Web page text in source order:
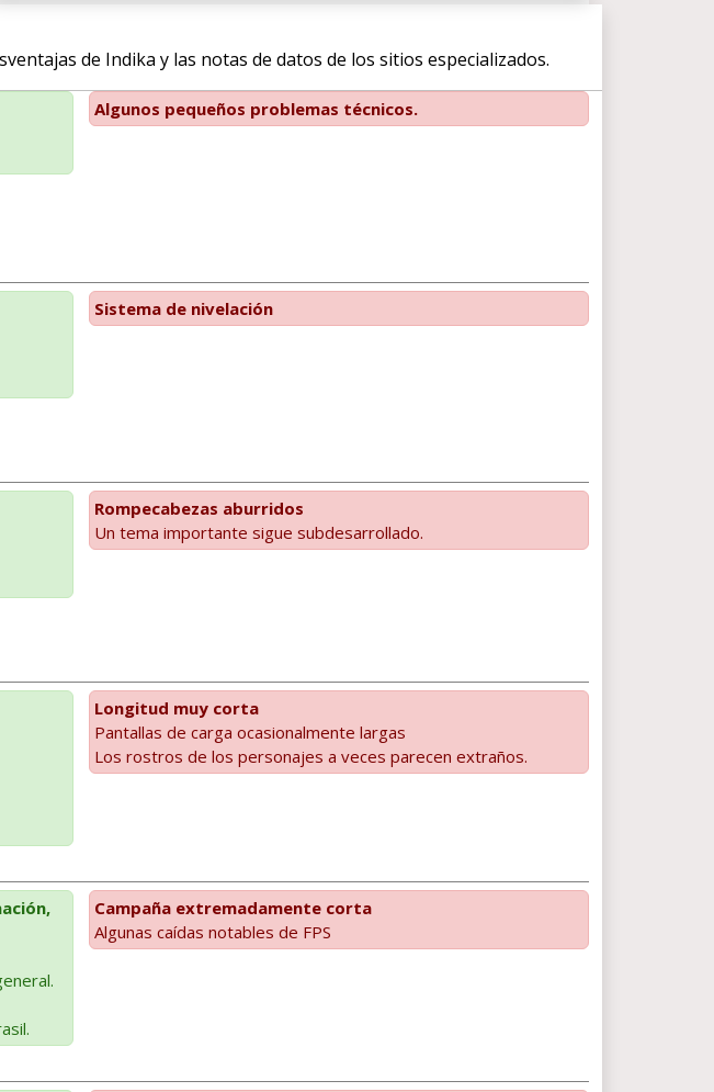
de Indika y las notas de datos de los sitios especializados.
Algunos pequeños problemas técnicos.
Sistema de nivelación
Rompecabezas aburridos
Un tema importante sigue subdesarrollado.
Longitud muy corta
Pantallas de carga ocasionalmente largas
Los rostros de los personajes a veces parecen extraños.
Campaña extremadamente corta
Algunas caídas notables de FPS